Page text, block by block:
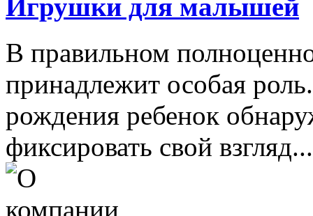
Игрушки для малышей
В правильном
принадлежит особая
рождения ребенок
фиксировать свой взгляд...